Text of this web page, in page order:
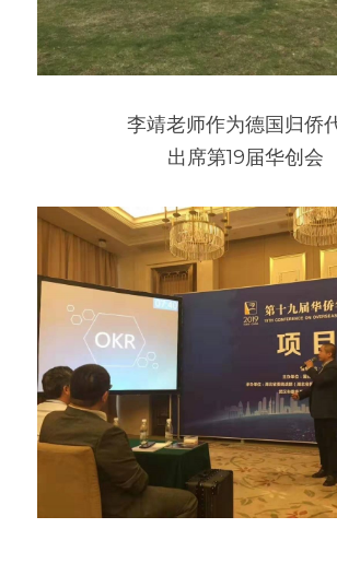
李靖老师作为德国归侨
出席第19届华创会